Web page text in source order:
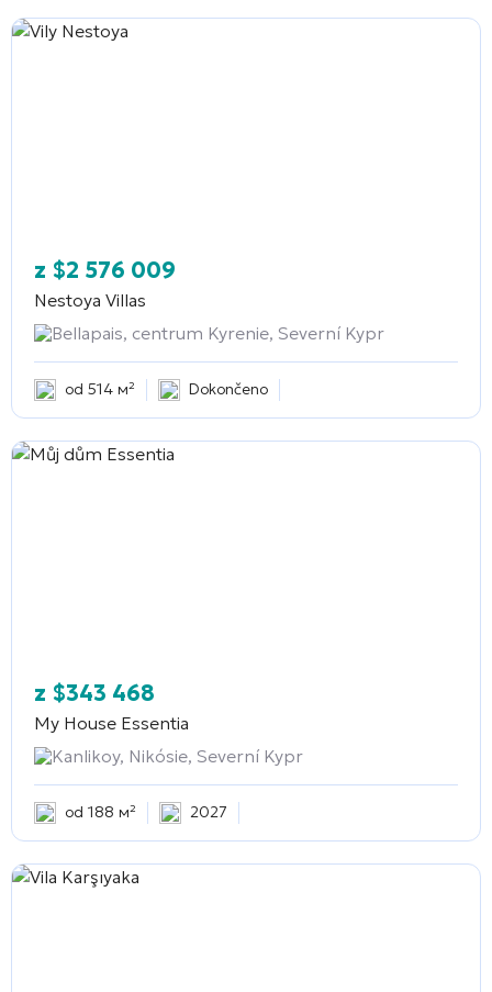
z $2 576 009
Nestoya Villas
Bellapais, centrum Kyrenie, Severní Kypr
od 514 м² Dokončeno
z $343 468
My House Essentia
Kanlikoy, Nikósie, Severní Kypr
od 188 м² 2027